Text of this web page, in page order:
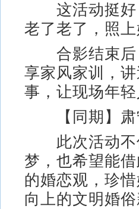
这活动挺好
老了老了，照
合影结束后
享家风家训，
事，让现场年轻
【同期】肃
此次活动不
梦，也希望能
的婚恋观，珍
向上的文明婚